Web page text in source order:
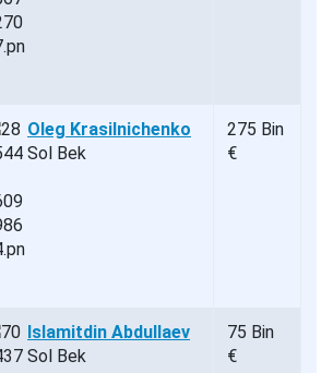
Oleg Krasilnichenko
Sol Bek
275 Bin
€
Islamitdin Abdullaev
Sol Bek
75 Bin
€